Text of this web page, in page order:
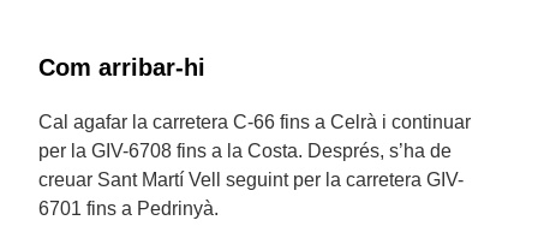
Com arribar-hi
Cal agafar la carretera C-66 fins a Celrà i continuar
per la GIV-6708 fins a la Costa. Després, s’ha de
creuar Sant Martí Vell seguint per la carretera GIV-
6701 fins a Pedrinyà.